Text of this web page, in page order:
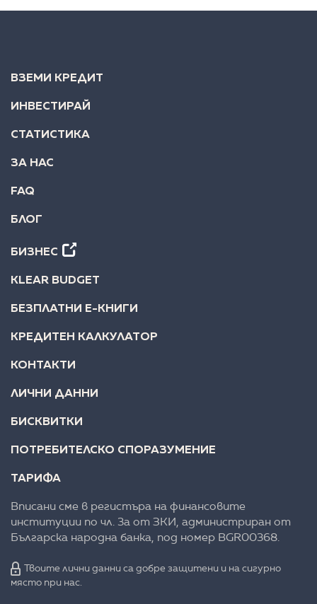
ВЗЕМИ КРЕДИТ
ИНВЕСТИРАЙ
СТАТИСТИКА
ЗА НАС
FAQ
БЛОГ
БИЗНЕС
KLEAR BUDGET
БЕЗПЛАТНИ Е-КНИГИ
КРЕДИТЕН КАЛКУЛАТОР
КОНТАКТИ
ЛИЧНИ ДАННИ
БИСКВИТКИ
ПОТРЕБИТЕЛСКО СПОРАЗУМЕНИЕ
ТАРИФА
Вписани сме в регистъра на финансовите
институции по чл. 3а от ЗКИ, администриран от
Българска народна банка, под номер BGR00368.
Твоите лични данни са добре защитени и на сигурно
място при нас.